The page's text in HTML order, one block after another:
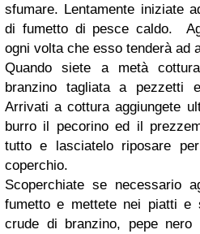
sfumare. Lentamente iniziate
di fumetto di pesce caldo.
ogni volta che esso tenderà ad
Quando siete a metà
branzino tagliata a pezzetti
Arrivati a cottura aggiungete
burro il pecorino ed il
tutto e lasciatelo riposare
coperchio.
Scoperchiate se necessario
fumetto e mettete nei piatti e
crude di branzino, pepe nero